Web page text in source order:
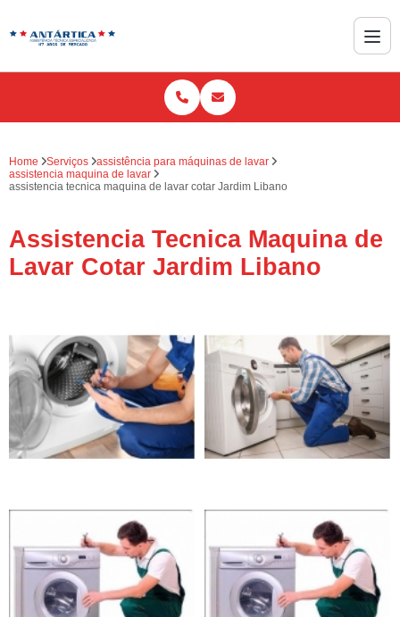
Home Serviços
assistência para máquinas de lavar
assistencia maquina de lavar
assistencia tecnica maquina de lavar cotar Jardim Libano
Assistencia Tecnica Maquina de
Lavar Cotar Jardim Libano